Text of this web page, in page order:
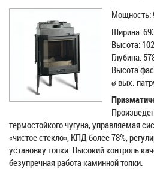
Mощность:
Ширина:
Высота:
Глубина:
Высота
ø вых.
термостойкого чугуна, управляемая
«чистое стекло», КПД более 78%,
установку топки. Высокий контроль
безупречная работа каминной топки.